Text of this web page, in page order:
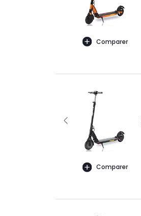
Comparer
Comparer